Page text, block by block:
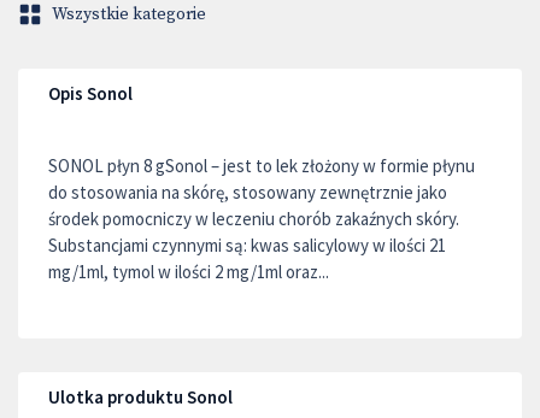
Wszystkie kategorie
Opis Sonol
SONOL płyn 8 gSonol – jest to lek złożony w formie płynu
do stosowania na skórę, stosowany zewnętrznie jako
środek pomocniczy w leczeniu chorób zakaźnych skóry.
Substancjami czynnymi są: kwas salicylowy w ilości 21
mg/1ml, tymol w ilości 2 mg/1ml oraz...
Ulotka produktu Sonol